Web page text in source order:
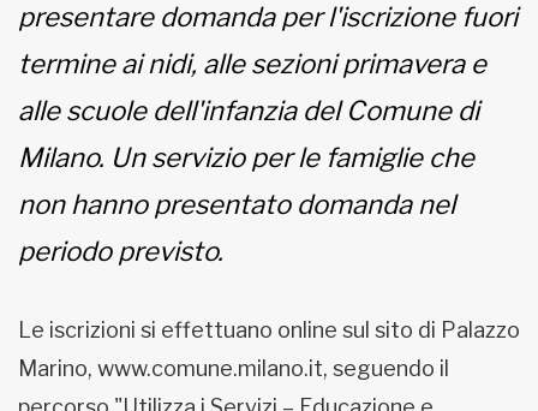
presentare domanda per l'iscrizione fuori
termine ai nidi, alle sezioni primavera e
alle scuole dell'infanzia del Comune di
Milano. Un servizio per le famiglie che
non hanno presentato domanda nel
periodo previsto.
Le iscrizioni si effettuano online sul sito di Palazzo
Marino, www.comune.milano.it, seguendo il